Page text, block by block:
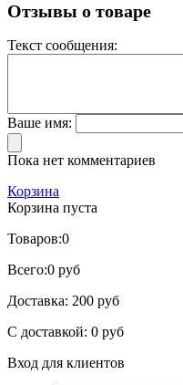
Отзывы о товаре
Текст сообщения:
Ваше имя:
Пока нет комментариев
Корзина
Корзина пуста
Товаров:0
Всего:0 руб
Доставка: 200 руб
С доставкой: 0 руб
Вход для клиентов